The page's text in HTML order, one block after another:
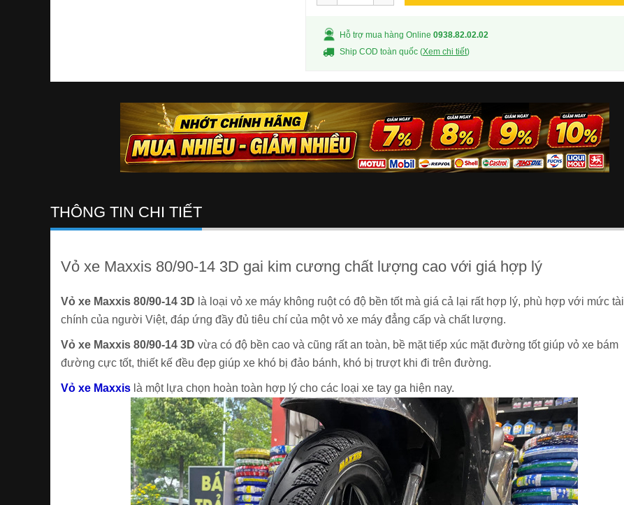
Hỗ trợ mua hàng Online 0938.82.02.02
Ship COD toàn quốc (Xem chi tiết)
THÔNG TIN CHI TIẾT
Vỏ xe Maxxis 80/90-14 3D gai kim cương chất lượng cao với giá hợp lý
Vỏ xe Maxxis 80/90-14 3D là loại vỏ xe máy không ruột có độ bền tốt mà giá cả lại rất hợp lý, phù hợp với mức tài
chính của người Việt, đáp ứng đầy đủ tiêu chí của một vỏ xe máy đẳng cấp và chất lượng.
Vỏ xe Maxxis 80/90-14 3D vừa có độ bền cao và cũng rất an toàn, bề mặt tiếp xúc mặt đường tốt giúp vỏ xe bám
đường cực tốt, thiết kế đều đẹp giúp xe khó bị đảo bánh, khó bị trượt khi đi trên đường.
Vỏ xe Maxxis là một lựa chọn hoàn toàn hợp lý cho các loại xe tay ga hiện nay.